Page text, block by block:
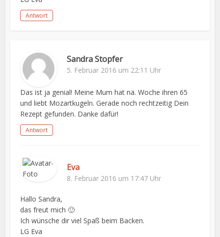
Antwort
Sandra Stopfer
5. Februar 2016 um 22:11 Uhr
Das ist ja genial! Meine Mum hat nä. Woche ihren 65
und liebt Mozartkugeln. Gerade noch rechtzeitig Dein
Rezept gefunden. Danke dafür!
Antwort
Eva
8. Februar 2016 um 17:47 Uhr
Hallo Sandra,
das freut mich 🙂
Ich wünsche dir viel Spaß beim Backen.
LG Eva